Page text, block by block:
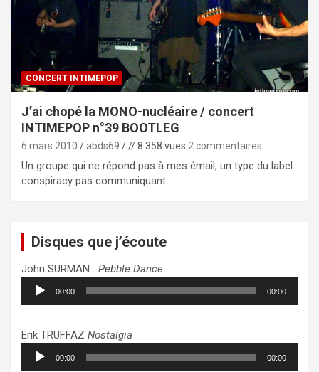
CONCERT INTIMEPOP
J’ai chopé la MONO-nucléaire / concert
INTIMEPOP n°39 BOOTLEG
6 mars 2010 abds69 // 8 358 vues 2 commentaires
Un groupe qui ne répond pas à mes émail, un type du label
conspiracy pas communiquant…
Disques que j’écoute
John SURMAN Pebble Dance
Lecteur
audio
00:00 00:00
Erik TRUFFAZ Nostalgia
Lecteur
audio
00:00 00:00